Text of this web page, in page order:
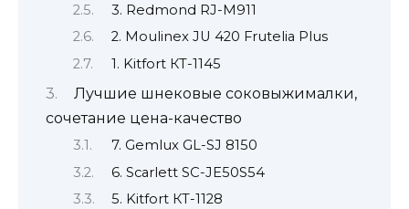
3. Redmond RJ-M911
2. Moulinex JU 420 Frutelia Plus
1. Kitfort КТ-1145
Лучшие шнековые соковыжималки,
сочетание цена-качество
7. Gemlux GL-SJ 8150
6. Scarlett SC-JE50S54
5. Kitfort КТ-1128